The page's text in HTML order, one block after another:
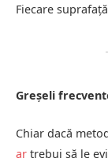
Fiecare
Greșeli
Chiar dacă
ar trebui să le